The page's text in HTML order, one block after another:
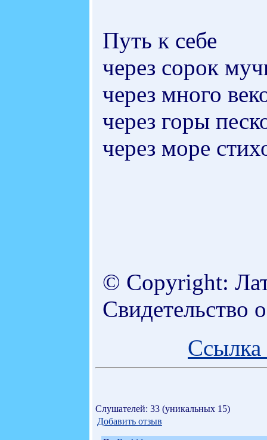
Путь к себе
через сорок
через много
через горы
через море
© Copyright:
Свидетельство
Ссылка
Слушателей: 33 (уникальных 15)
Добавить отзыв